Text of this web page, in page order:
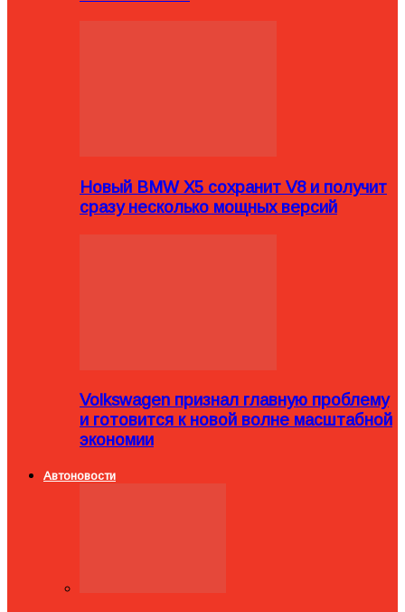
Новый BMW X5 сохранит V8 и получит
сразу несколько мощных версий
Volkswagen признал главную проблему
и готовится к новой волне масштабной
экономии
Автоновости